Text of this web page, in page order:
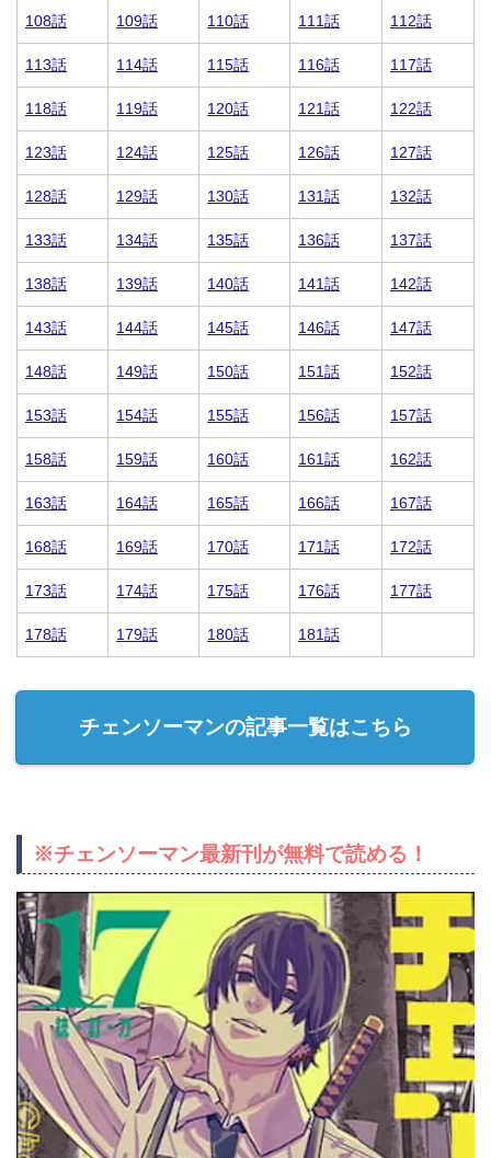
108話 109話 110話 111話 112話
113話 114話 115話 116話 117話
118話 119話 120話 121話 122話
123話 124話 125話 126話 127話
128話 129話 130話 131話 132話
133話 134話 135話 136話 137話
138話 139話 140話 141話 142話
143話 144話 145話 146話 147話
148話 149話 150話 151話 152話
153話 154話 155話 156話 157話
158話 159話 160話 161話 162話
163話 164話 165話 166話 167話
168話 169話 170話 171話 172話
173話 174話 175話 176話 177話
178話 179話 180話 181話
チェンソーマンの記事一覧はこちら
※チェンソーマン最新刊が無料で読める！